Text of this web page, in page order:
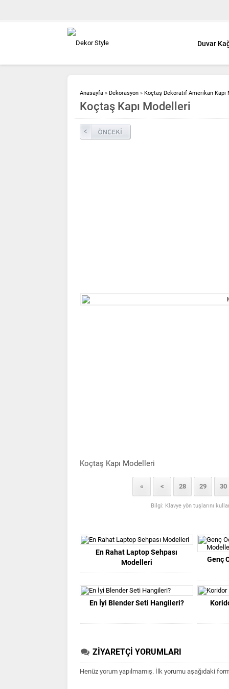
Duvar
Anasayfa » Dekorasyon » Koçtaş Dekoratif Amerikan Kapı
Koçtaş Kapı Modelleri
Koçtaş Kapı Modelleri
« < 28 29 30
Bilgi: Klavye yön tuşlarını
En Rahat Laptop Sehpası
Modelleri
Genç
En İyi Blender Seti Hangileri?
ZİYARETÇİ YORUMLARI
Henüz yorum yapılmamış. İlk yorumu aşağıdaki